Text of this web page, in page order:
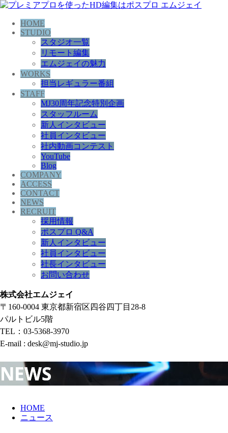
HOME
STUDIO
スタジオ一覧
リモート編集
エムジェイの魅力
WORKS
担当レギュラー番組
STAFF
MJ30周年記念特別企画
スタッフルーム
新人インタビュー
社員インタビュー
社内動画コンテスト
YouTube
Blog
COMPANY
ACCESS
CONTACT
NEWS
RECRUIT
採用情報
ポスプロ Q&A
新人インタビュー
社員インタビュー
社長インタビュー
お問い合わせ
株式会社エムジェイ
〒160-0004 東京都新宿区四谷四丁目28-8
パルトビル5階
TEL：03-5368-3970
E-mail : desk@mj-studio.jp
NEWS
HOME
ニュース